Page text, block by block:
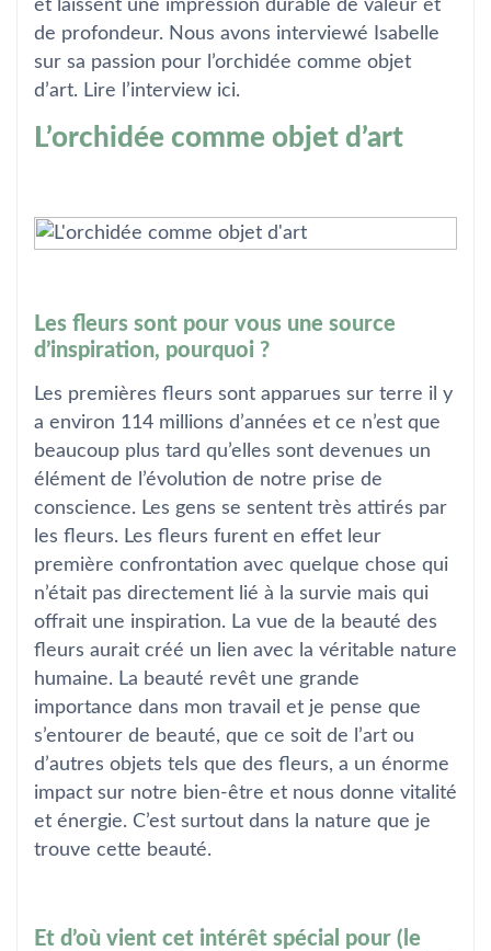
et laissent une impression durable de valeur et
de profondeur. Nous avons interviewé Isabelle
sur sa passion pour l’orchidée comme objet
d’art. Lire l’interview ici.
L’orchidée comme objet d’art
Les fleurs sont pour vous une source
d’inspiration, pourquoi ?
Les premières fleurs sont apparues sur terre il y
a environ 114 millions d’années et ce n’est que
beaucoup plus tard qu’elles sont devenues un
élément de l’évolution de notre prise de
conscience. Les gens se sentent très attirés par
les fleurs. Les fleurs furent en effet leur
première confrontation avec quelque chose qui
n’était pas directement lié à la survie mais qui
offrait une inspiration. La vue de la beauté des
fleurs aurait créé un lien avec la véritable nature
humaine. La beauté revêt une grande
importance dans mon travail et je pense que
s’entourer de beauté, que ce soit de l’art ou
d’autres objets tels que des fleurs, a un énorme
impact sur notre bien-être et nous donne vitalité
et énergie. C’est surtout dans la nature que je
trouve cette beauté.
Et d’où vient cet intérêt spécial pour (le